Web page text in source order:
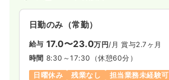
日勤のみ（常勤）
給与 17.0〜23.0万円/月 賞与2.7ヶ月
時間 8:30～17:30 （休憩60分）
日曜休み
残業なし 担当業務未経験可